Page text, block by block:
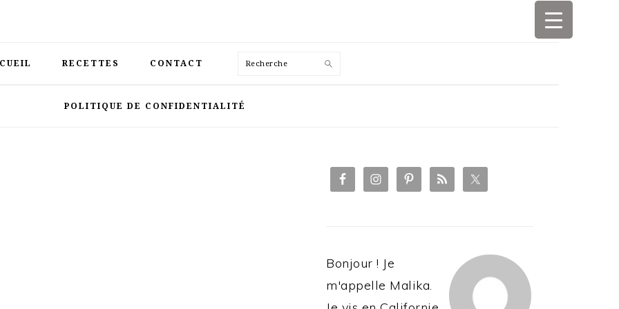
RECETTES CONTACT Recherche
POLITIQUE DE CONFIDENTIALITÉ
PRIMARY
SIDEBAR
Bonjour ! Je
m'appelle Malika.